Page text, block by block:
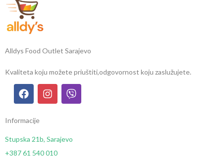
Alldys Food Outlet Sarajevo
Kvaliteta koju možete priuštiti,odgovornost koju zaslužujete.
Informacije
Stupska 21b, Sarajevo
+387 61 540 010